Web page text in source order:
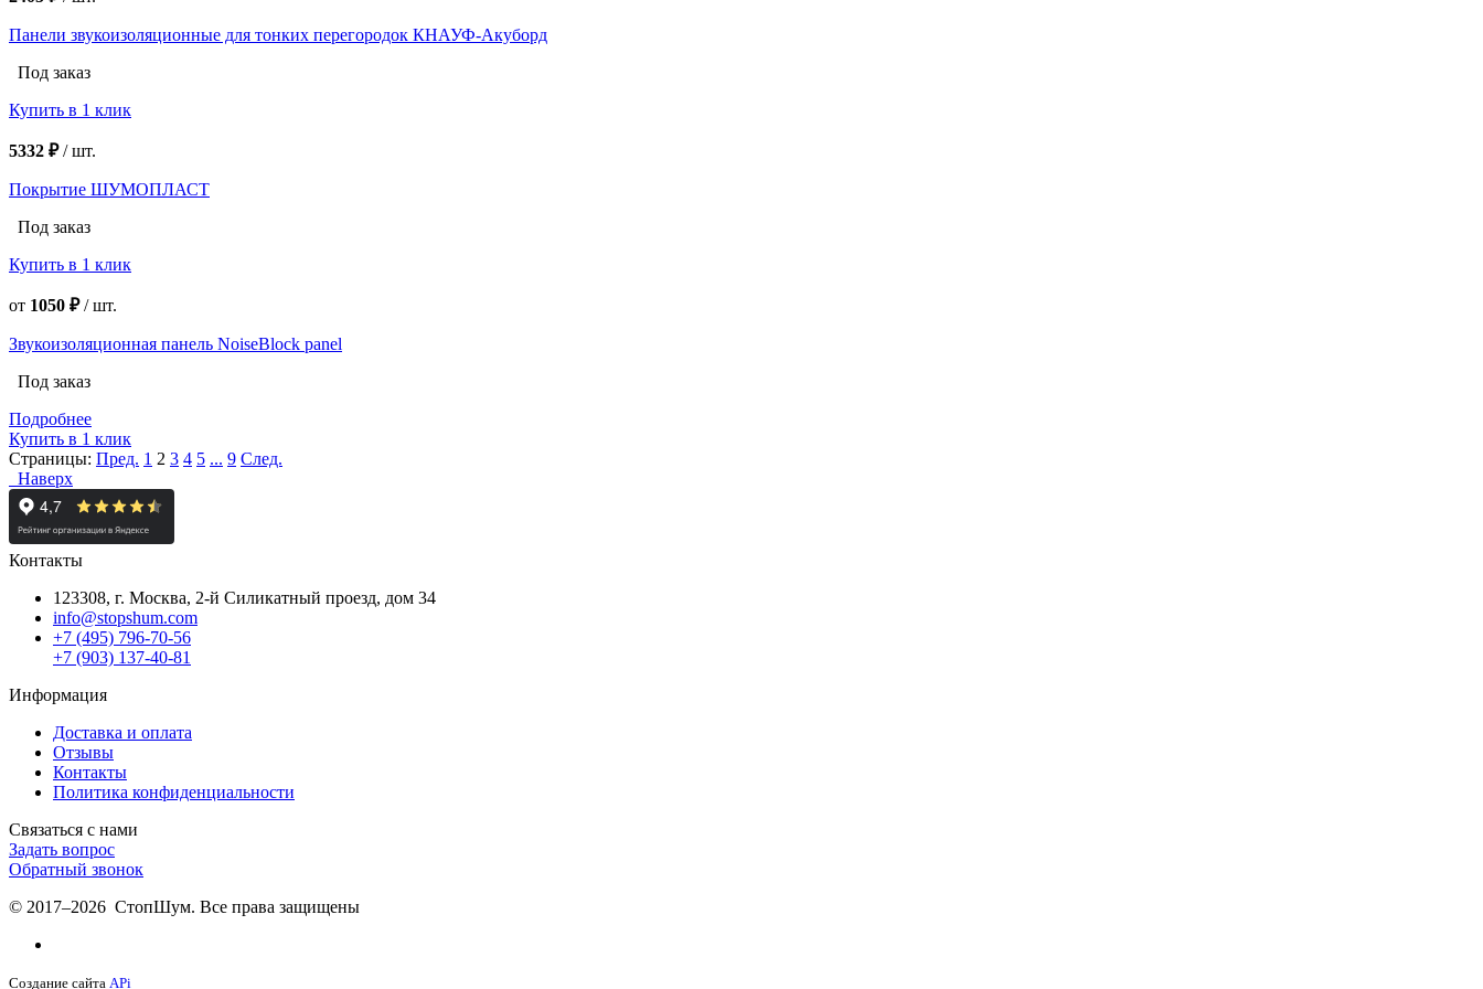
Панели звукоизоляционные для тонких перегородок КНАУФ-Акуборд
Под заказ
Купить в 1 клик
5332 ₽/шт.
Покрытие ШУМОПЛАСТ
Под заказ
Купить в 1 клик
от 1050 ₽/шт.
Звукоизоляционная панель NoiseBlock panel
Под заказ
Подробнее
Купить в 1 клик
Страницы: Пред. 1 2 3 4 5 ... 9 След.
Наверх
Контакты
123308, г. Москва, 2-й Силикатный проезд, дом 34
info@stopshum.com
+7 (495) 796-70-56
+7 (903) 137-40-81
Информация
Доставка и оплата
Отзывы
Контакты
Политика конфиденциальности
Связаться с нами
Задать вопрос
Обратный звонок
© 2017–2026 СтопШум. Все права защищены
Создание сайта APi